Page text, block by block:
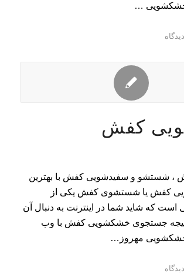
…
کفش
شستشو و سفیدشویی کفش با بهترین
کفش یا شستشوی کفش یکی از
است که شاید شما در اینترنت به دنبال آن
جستجوی خشکشویی کفش با وب
مهروز…